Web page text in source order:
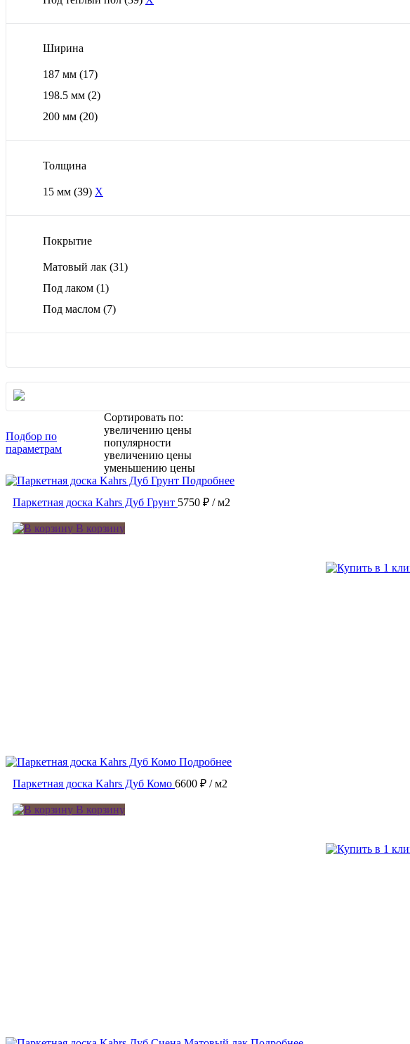
Ширина
187 мм (17)
198.5 мм (2)
200 мм (20)
Толщина
15 мм (39) X
Покрытие
Матовый лак (31)
Под лаком (1)
Под маслом (7)
Подбор по
параметрам
Сортировать по:
увеличению цены
популярности
увеличению цены
уменьшению цены
Подробнее
Паркетная доска Kahrs Дуб Грунт 5750 ₽ / м2
В корзину
Подробнее
Паркетная доска Kahrs Дуб Комо 6600 ₽ / м2
В корзину